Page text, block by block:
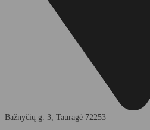
Bažnyčių g. 3, Tauragė 72253